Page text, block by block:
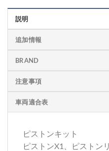
説明
追加情報
BRAND
注意事項
車両適合表
ピストンキット
ピストンX1、ピストン